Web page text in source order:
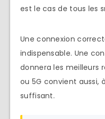
est le cas de tous les
Une connexion
indispensable. Une
donnera les meilleurs
ou 5G convient aussi,
suffisant.